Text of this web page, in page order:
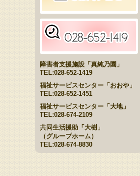
障害者支援施設「真純乃園」
TEL:028-652-1419
福祉サービスセンター「おおや」
TEL:028-652-1451
福祉サービスセンター「大地」
TEL:028-674-2109
共同生活援助「大樹」
（グループホーム）
TEL:028-674-8830